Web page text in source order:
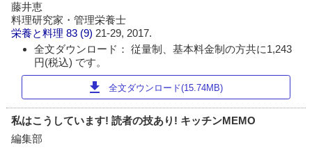
藤井恵
料理研究家・管理栄養士
栄養と料理 83 (9) 21-29, 2017.
全文ダウンロード： 従量制、基本料金制の方共に1,243
円(税込) です。
download 全文ダウンロード(15.74MB)
私はこうしています! 読者の技あり! キッチンMEMO
編集部